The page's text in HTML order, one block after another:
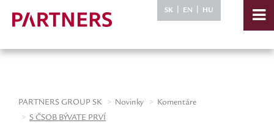
SK EN HU
PARTNERS GROUP SK Novinky
Komentáre
S ČSOB BÝVATE PRVÍ